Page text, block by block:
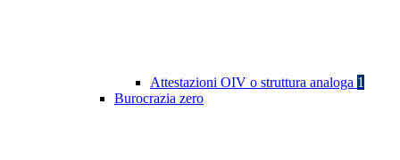
Attestazioni OIV o struttura analoga 1
Burocrazia zero